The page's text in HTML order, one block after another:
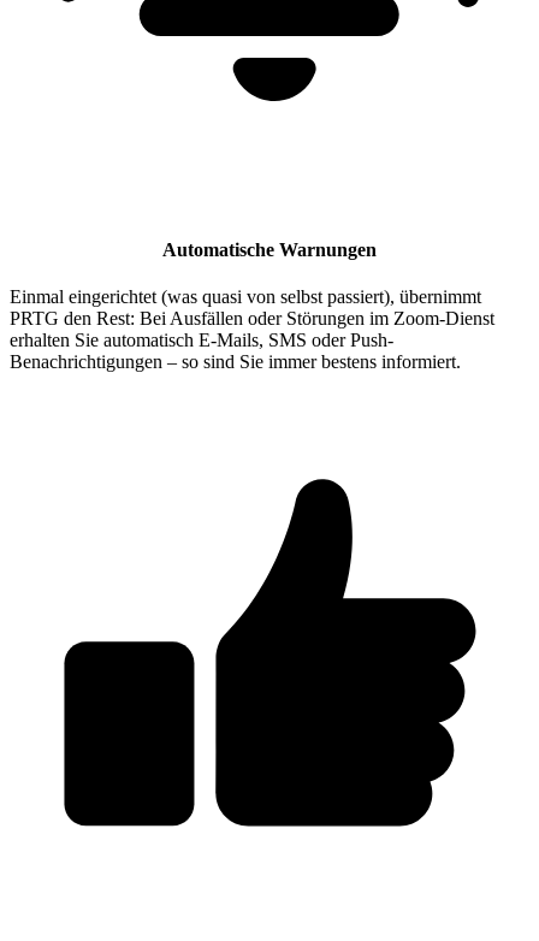
Automatische Warnungen
Einmal eingerichtet (was quasi von selbst passiert), übernimmt
PRTG den Rest: Bei Ausfällen oder Störungen im Zoom-Dienst
erhalten Sie automatisch E-Mails, SMS oder Push-
Benachrichtigungen – so sind Sie immer bestens informiert.